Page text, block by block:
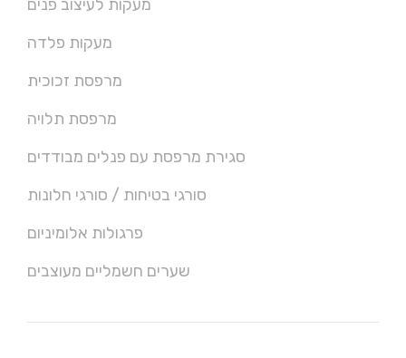
מעקות לעיצוב פנים
מעקות פלדה
מרפסת זכוכית
מרפסת תלויה
סגירת מרפסת עם פנלים מבודדים
סורגי בטיחות / סורגי חלונות
פרגולות אלומיניום
שערים חשמליים מעוצבים